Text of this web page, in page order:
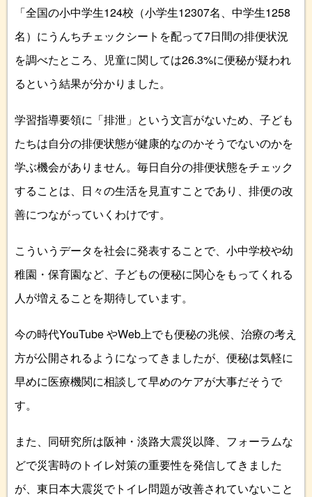
「全国の小中学生124校（小学生12307名、中学生1258
名）にうんちチェックシートを配って7日間の排便状況
を調べたところ、児童に関しては26.3%に便秘が疑われ
るという結果が分かりました。
学習指導要領に「排泄」という文言がないため、子ども
たちは自分の排便状態が健康的なのかそうでないのかを
学ぶ機会がありません。毎日自分の排便状態をチェック
することは、日々の生活を見直すことであり、排便の改
善につながっていくわけです。
こういうデータを社会に発表することで、小中学校や幼
稚園・保育園など、子どもの便秘に関心をもってくれる
人が増えることを期待しています。
今の時代YouTube やWeb上でも便秘の兆候、治療の考え
方が公開されるようになってきましたが、便秘は気軽に
早めに医療機関に相談して早めのケアが大事だそうで
す。
また、同研究所は阪神・淡路大震災以降、フォーラムな
どで災害時のトイレ対策の重要性を発信してきました
が、東日本大震災でトイレ問題が改善されていないこと